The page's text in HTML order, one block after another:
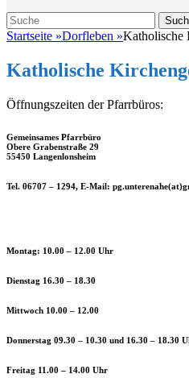
Suche
Suche
nach:
Startseite »Dorfleben »Katholische
Katholische
Öffnungszeiten der Pfarrbüros:
Gemeinsames Pfarrbüro
Obere Grabenstraße 29
55450 Langenlonsheim
Tel. 06707 – 1294, E-Mail:
Montag: 10.00 – 12.00 Uhr
Dienstag 16.30 – 18.30
Mittwoch 10.00 – 12.00
Donnerstag 09.30 – 10.30 und 16.30 – 18.30
Freitag 11.00 – 14.00 Uhr